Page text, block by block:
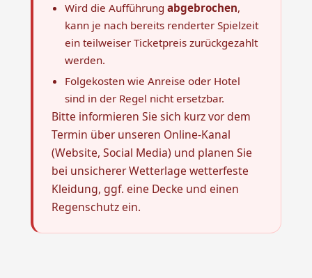
Wird die Aufführung abgebrochen,
kann je nach bereits renderter Spielzeit
ein teilweiser Ticketpreis zurückgezahlt
werden.
Folgekosten wie Anreise oder Hotel
sind in der Regel nicht ersetzbar.
Bitte informieren Sie sich kurz vor dem
Termin über unseren Online‑Kanal
(Website, Social Media) und planen Sie
bei unsicherer Wetterlage wetterfeste
Kleidung, ggf. eine Decke und einen
Regenschutz ein.